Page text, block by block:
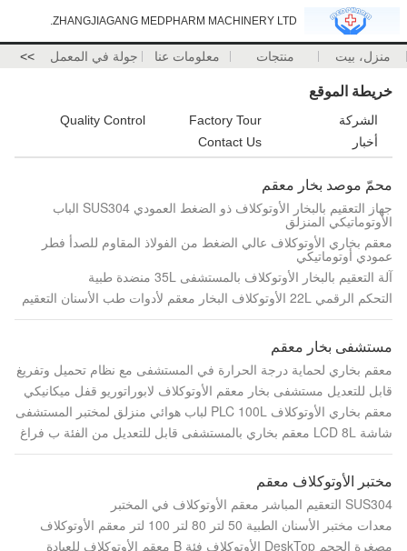
ZHANGJIAGANG MEDPHARM MACHINERY LTD.
منزل، بيت منتجات معلومات عنا جولة في المعمل >>
خريطة الموقع
الشركة Factory Tour
Quality Control
أخبار
Contact Us
محمّ موصد بخار معقم
جهاز التعقيم بالبخار الأوتوكلاف ذو الضغط العمودي SUS304 الباب
الأوتوماتيكي المنزلق
معقم بخاري الأوتوكلاف عالي الضغط من الفولاذ المقاوم للصدأ فطر
عمودي أوتوماتيكي
آلة التعقيم بالبخار الأوتوكلاف بالمستشفى 35L منضدة طبية
التحكم الرقمي 22L الأوتوكلاف البخار معقم لأدوات طب الأسنان التعقيم
مستشفى بخار معقم
معقم بخاري لحماية درجة الحرارة في المستشفى مع نظام تحميل وتفريغ
قابل للتعديل مستشفى بخار معقم الأوتوكلاف لابوراتوريو قفل ميكانيكي
معقم بخاري الأوتوكلاف PLC 100L لباب هوائي منزلق لمختبر المستشفى
شاشة LCD 8L معقم بخاري بالمستشفى قابل للتعديل من الفئة ب فراغ
مختبر الأوتوكلاف معقم
SUS304 التعقيم المباشر معقم الأوتوكلاف في المختبر
معدات مختبر الأسنان الطبية 50 لتر 80 لتر 100 لتر معقم الأوتوكلاف
مصغرة الحجم DeskTop الأوتوكلاف فئة B معقم الأوتوكلاف للعيادة